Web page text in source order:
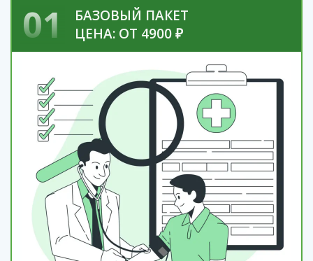
01
БАЗОВЫЙ ПАКЕТ
ЦЕНА: ОТ 4900 ₽